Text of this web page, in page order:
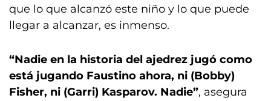
que lo que alcanzó este niño y lo que puede
llegar a alcanzar, es inmenso.
“Nadie en la historia del ajedrez jugó como
está jugando Faustino ahora, ni (Bobby)
Fisher, ni (Garri) Kasparov. Nadie”, asegura